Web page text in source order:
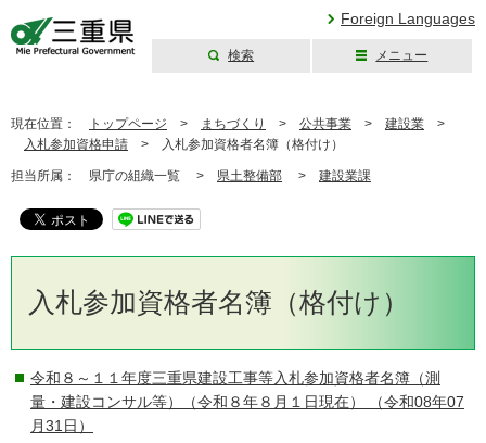
Foreign Languages
検索 メニュー
現在位置： トップページ > まちづくり > 公共事業 > 建設業 >
入札参加資格申請 > 入札参加資格者名簿（格付け）
担当所属： 県庁の組織一覧 > 県土整備部 > 建設業課
入札参加資格者名簿（格付け）
令和８～１１年度三重県建設工事等入札参加資格者名簿（測
量・建設コンサル等）（令和８年８月１日現在）
（令和08年07
月31日）